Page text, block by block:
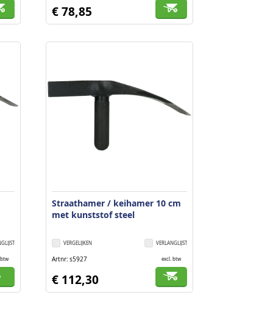
€ 78,85
Straathamer / keihamer 10 cm
met kunststof steel
VERLANGLIJST
VERGELIJKEN
Artnr s5927 excl. btw
€ 112,30